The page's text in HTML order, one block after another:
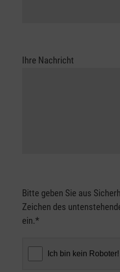
Ihre Nachricht:
Ihre Nachricht
Sicherheit - Kontrollwort
Bitte geben Sie aus
Zeichen des
ein.*